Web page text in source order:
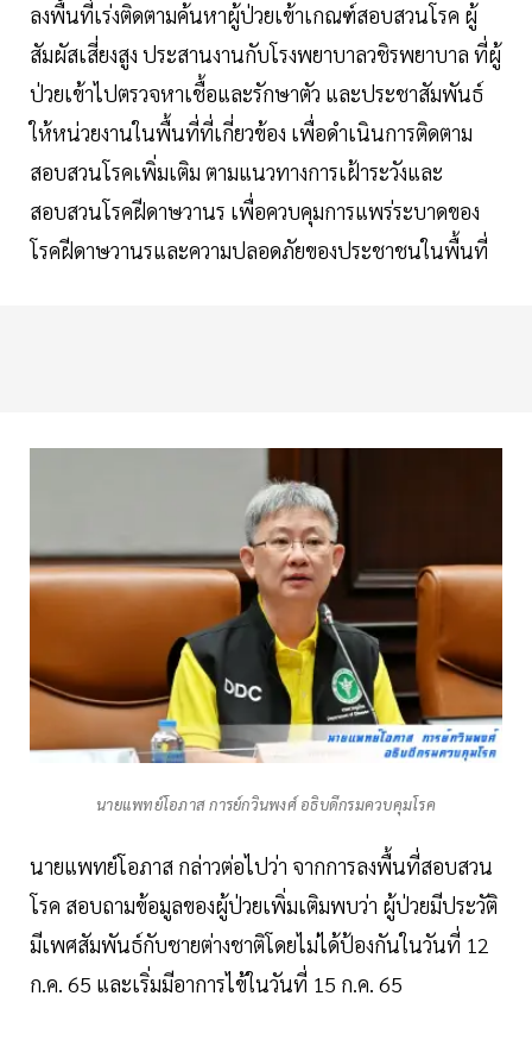
ลงพื้นที่เร่งติดตามค้นหาผู้ป่วยเข้าเกณฑ์สอบสวนโรค ผู้
สัมผัสเสี่ยงสูง ประสานงานกับโรงพยาบาลวชิรพยาบาล ที่ผู้
ป่วยเข้าไปตรวจหาเชื้อและรักษาตัว และประชาสัมพันธ์
ให้หน่วยงานในพื้นที่ที่เกี่ยวข้อง เพื่อดำเนินการติดตาม
สอบสวนโรคเพิ่มเติม ตามแนวทางการเฝ้าระวังและ
สอบสวนโรคฝีดาษวานร เพื่อควบคุมการแพร่ระบาดของ
โรคฝีดาษวานรและความปลอดภัยของประชาชนในพื้นที่
นายแพทย์โอภาส การย์กวินพงศ์ อธิบดีกรมควบคุมโรค
นายแพทย์โอภาส กล่าวต่อไปว่า จากการลงพื้นที่สอบสวน
โรค สอบถามข้อมูลของผู้ป่วยเพิ่มเติมพบว่า ผู้ป่วยมีประวัติ
มีเพศสัมพันธ์กับชายต่างชาติโดยไม่ได้ป้องกันในวันที่ 12
ก.ค. 65 และเริ่มมีอาการไข้ในวันที่ 15 ก.ค. 65